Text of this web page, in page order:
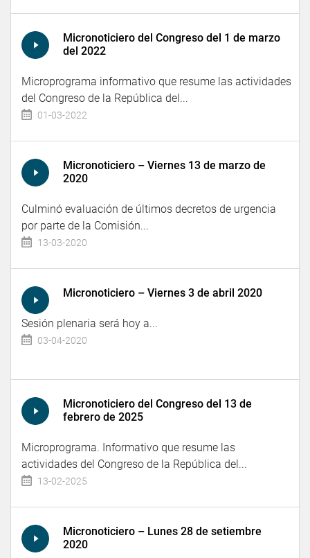
Micronoticiero del Congreso del 1 de marzo
del 2022
Microprograma informativo que resume las actividades
del Congreso de la República del...
01-03-2022
Micronoticiero – Viernes 13 de marzo de
2020
Culminó evaluación de últimos decretos de urgencia
por parte de la Comisión...
13-03-2020
Micronoticiero – Viernes 3 de abril 2020
Sesión plenaria será hoy a...
03-04-2020
Micronoticiero del Congreso del 13 de
febrero de 2025
Microprograma. Informativo que resume las
actividades del Congreso de la República del...
13-02-2025
Micronoticiero – Lunes 28 de setiembre
2020